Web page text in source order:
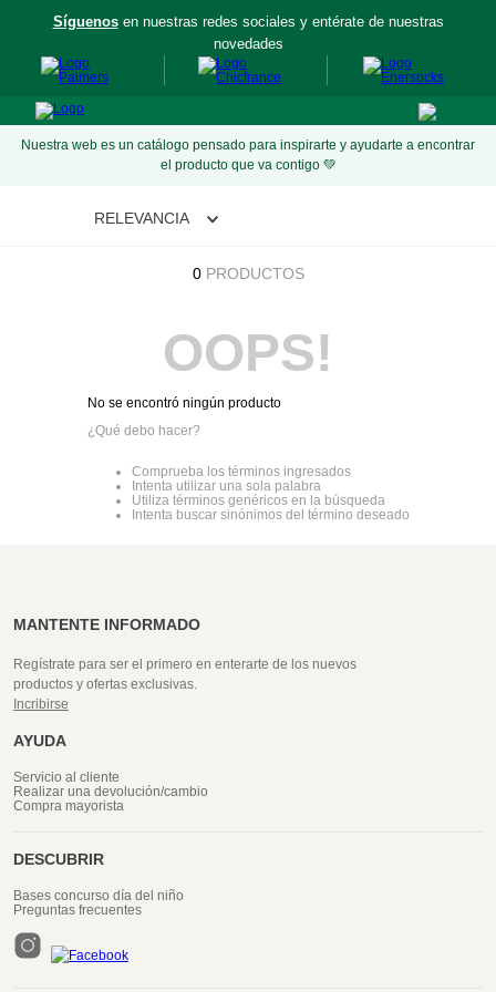
Síguenosen nuestras redes sociales y entérate de nuestras
novedades
Nuestra web es un catálogo pensado para inspirarte y ayudarte a encontrar
el producto que va contigo 💚
RELEVANCIA
0 PRODUCTOS
OOPS!
No se encontró ningún producto
¿Qué debo hacer?
Comprueba los términos ingresados
Intenta utilizar una sola palabra
Utiliza términos genéricos en la búsqueda
Intenta buscar sinónimos del término deseado
MANTENTE INFORMADO
Regístrate para ser el primero en enterarte de los nuevos
productos y ofertas exclusivas.
Incribirse
AYUDA
Servicio al cliente
Realizar una devolución/cambio
Compra mayorista
DESCUBRIR
Bases concurso día del niño
Preguntas frecuentes